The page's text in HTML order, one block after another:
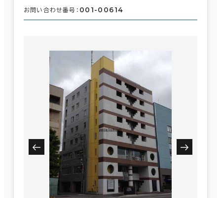
お問い合わせ番号： 001-00614